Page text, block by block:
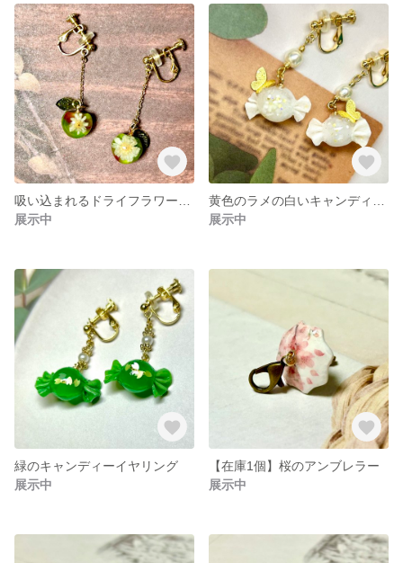
展示中
展示中
緑のキャンディーイヤリング
展示中
【在庫1個】桜のアンブレラー
展示中